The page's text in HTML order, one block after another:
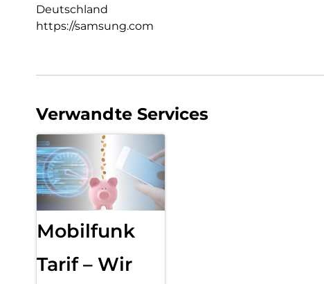
Deutschland
https://samsung.com
Verwandte Services
Mobilfunk
Tarif – Wir